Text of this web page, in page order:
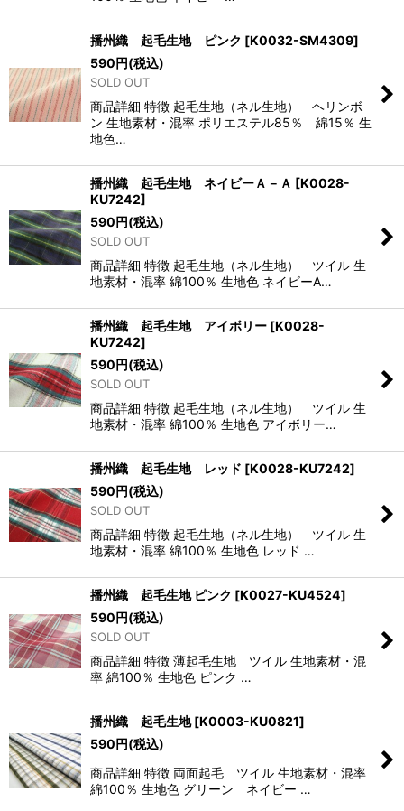
播州織 起毛生地 ピンク [K0032-SM4309]
590円(税込)
SOLD OUT
商品詳細 特徴 起毛生地（ネル生地） ヘリンボ
ン 生地素材・混率 ポリエステル85％ 綿15％ 生
地色…
播州織 起毛生地 ネイビーＡ－Ａ [K0028-
KU7242]
590円(税込)
SOLD OUT
商品詳細 特徴 起毛生地（ネル生地） ツイル 生
地素材・混率 綿100％ 生地色 ネイビーA…
播州織 起毛生地 アイボリー [K0028-
KU7242]
590円(税込)
SOLD OUT
商品詳細 特徴 起毛生地（ネル生地） ツイル 生
地素材・混率 綿100％ 生地色 アイボリー…
播州織 起毛生地 レッド [K0028-KU7242]
590円(税込)
SOLD OUT
商品詳細 特徴 起毛生地（ネル生地） ツイル 生
地素材・混率 綿100％ 生地色 レッド …
播州織 起毛生地 ピンク [K0027-KU4524]
590円(税込)
SOLD OUT
商品詳細 特徴 薄起毛生地 ツイル 生地素材・混
率 綿100％ 生地色 ピンク …
播州織 起毛生地 [K0003-KU0821]
590円(税込)
商品詳細 特徴 両面起毛 ツイル 生地素材・混率
綿100％ 生地色 グリーン ネイビー …